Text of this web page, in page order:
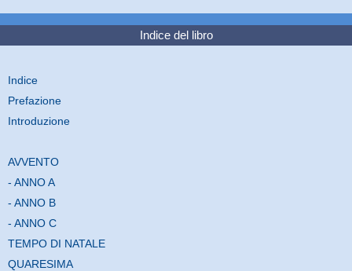
Indice del libro
Indice
Prefazione
Introduzione
AVVENTO
- ANNO A
- ANNO B
- ANNO C
TEMPO DI NATALE
QUARESIMA